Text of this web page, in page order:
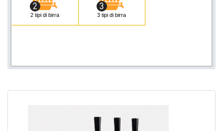
2 tipi di birra 3 tipi di birra